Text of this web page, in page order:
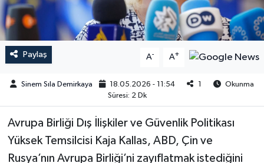
Paylaş A- A+
Sinem Sıla Demirkaya 18.05.2026 - 11:54 1
Okunma
Süresi: 2 Dk
Avrupa Birliği Dış İlişkiler ve Güvenlik Politikası
Yüksek Temsilcisi Kaja Kallas, ABD, Çin ve
Rusya’nın Avrupa Birliği’ni zayıflatmak istediğini